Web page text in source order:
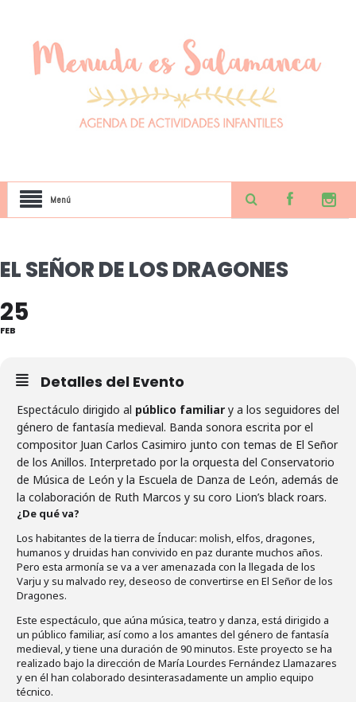
Menú
EL SEÑOR DE LOS DRAGONES
25
FEB
Detalles del Evento
Espectáculo dirigido al público familiar y a los seguidores del
género de fantasía medieval. Banda sonora escrita por el
compositor Juan Carlos Casimiro junto con temas de El Señor
de los Anillos. Interpretado por la orquesta del Conservatorio
de Música de León y la Escuela de Danza de León, además de
la colaboración de Ruth Marcos y su coro Lion’s black roars.
¿De qué va?
Los habitantes de la tierra de Índucar: molish, elfos, dragones,
humanos y druidas han convivido en paz durante muchos años.
Pero esta armonía se va a ver amenazada con la llegada de los
Varju y su malvado rey, deseoso de convertirse en El Señor de los
Dragones.
Este espectáculo, que aúna música, teatro y danza, está dirigido a
un público familiar, así como a los amantes del género de fantasía
medieval, y tiene una duración de 90 minutos. Este proyecto se ha
realizado bajo la dirección de María Lourdes Fernández Llamazares
y en él han colaborado desinterasadamente un amplio equipo
técnico.